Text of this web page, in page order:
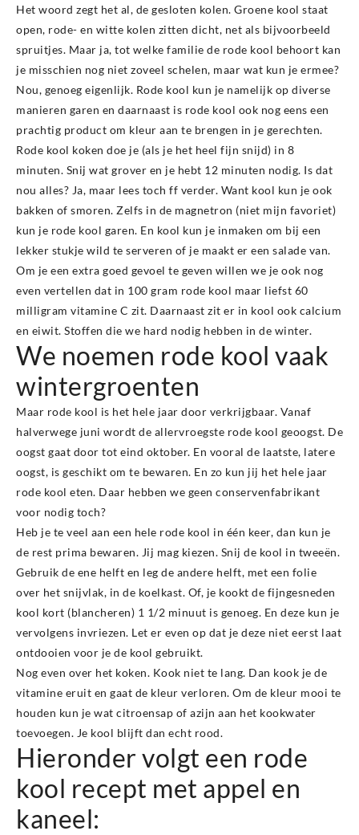
Het woord zegt het al, de gesloten kolen. Groene kool staat
open, rode- en witte kolen zitten dicht, net als bijvoorbeeld
spruitjes. Maar ja, tot welke familie de rode kool behoort kan
je misschien nog niet zoveel schelen, maar wat kun je ermee?
Nou, genoeg eigenlijk. Rode kool kun je namelijk op diverse
manieren garen en daarnaast is rode kool ook nog eens een
prachtig product om kleur aan te brengen in je gerechten.
Rode kool koken doe je (als je het heel fijn snijd) in 8
minuten. Snij wat grover en je hebt 12 minuten nodig. Is dat
nou alles? Ja, maar lees toch ff verder. Want kool kun je ook
bakken of smoren. Zelfs in de magnetron (niet mijn favoriet)
kun je rode kool garen. En kool kun je inmaken om bij een
lekker stukje wild te serveren of je maakt er een salade van.
Om je een extra goed gevoel te geven willen we je ook nog
even vertellen dat in 100 gram rode kool maar liefst 60
milligram vitamine C zit. Daarnaast zit er in kool ook calcium
en eiwit. Stoffen die we hard nodig hebben in de winter.
We noemen rode kool vaak
wintergroenten
Maar rode kool is het hele jaar door verkrijgbaar. Vanaf
halverwege juni wordt de allervroegste rode kool geoogst. De
oogst gaat door tot eind oktober. En vooral de laatste, latere
oogst, is geschikt om te bewaren. En zo kun jij het hele jaar
rode kool eten. Daar hebben we geen conservenfabrikant
voor nodig toch?
Heb je te veel aan een hele rode kool in één keer, dan kun je
de rest prima bewaren. Jij mag kiezen. Snij de kool in tweeën.
Gebruik de ene helft en leg de andere helft, met een folie
over het snijvlak, in de koelkast. Of, je kookt de fijngesneden
kool kort (blancheren) 1 1/2 minuut is genoeg. En deze kun je
vervolgens invriezen. Let er even op dat je deze niet eerst laat
ontdooien voor je de kool gebruikt.
Nog even over het koken. Kook niet te lang. Dan kook je de
vitamine eruit en gaat de kleur verloren. Om de kleur mooi te
houden kun je wat citroensap of azijn aan het kookwater
toevoegen. Je kool blijft dan echt rood.
Hieronder volgt een rode
kool recept met appel en
kaneel: